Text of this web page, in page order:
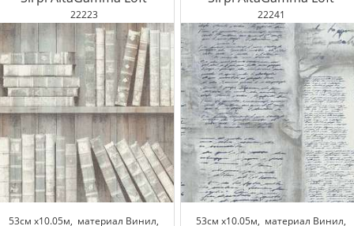
22223
53см x10.05м, материал Винил,
22241
53см x10.05м, материал Винил,